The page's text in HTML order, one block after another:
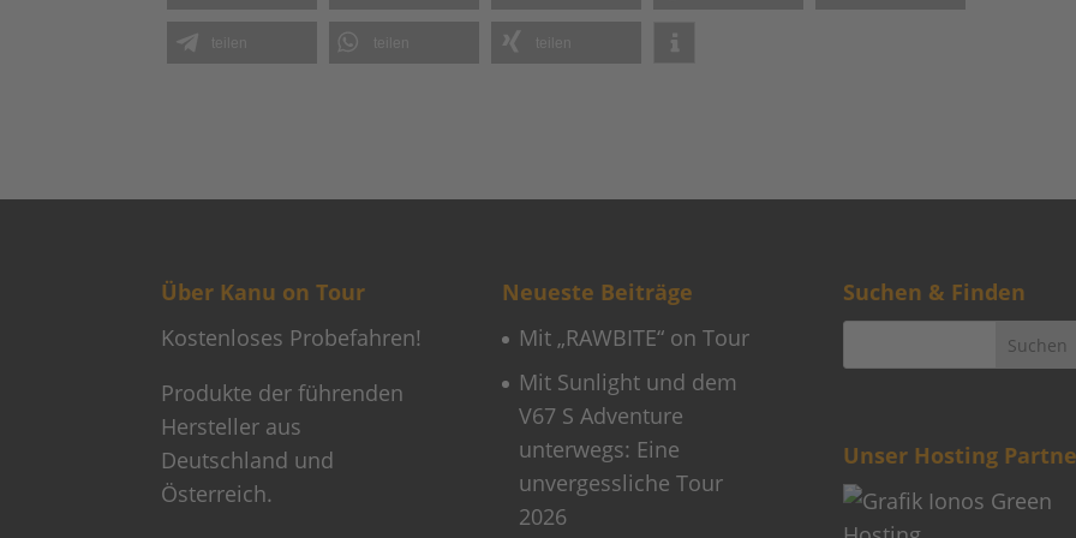
teilen teilen teilen
Über Kanu on Tour
Kostenloses Probefahren!
Produkte der führenden
Hersteller aus
Deutschland und
Österreich.
Neueste Beiträge
Mit „RAWBITE“ on Tour
Mit Sunlight und dem
V67 S Adventure
unterwegs: Eine
unvergessliche Tour
2026
Suchen & Finden
Unser Hosting